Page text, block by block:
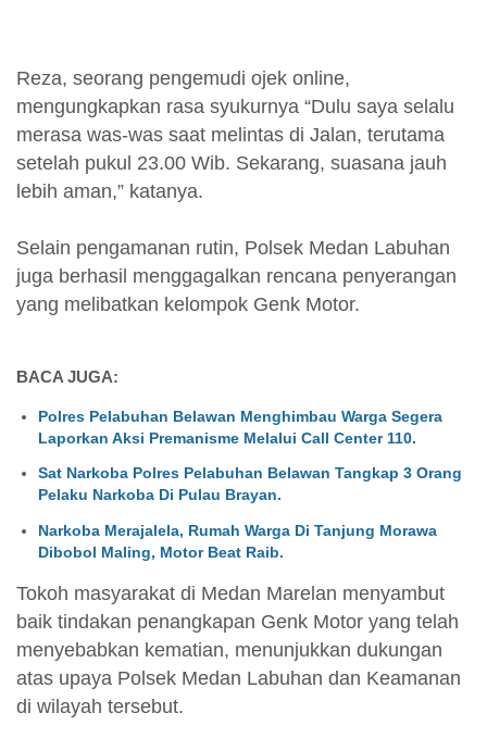
Reza, seorang pengemudi ojek online,
mengungkapkan rasa syukurnya “Dulu saya selalu
merasa was-was saat melintas di Jalan, terutama
setelah pukul 23.00 Wib. Sekarang, suasana jauh
lebih aman,” katanya.
Selain pengamanan rutin, Polsek Medan Labuhan
juga berhasil menggagalkan rencana penyerangan
yang melibatkan kelompok Genk Motor.
BACA JUGA:
Polres Pelabuhan Belawan Menghimbau Warga Segera
Laporkan Aksi Premanisme Melalui Call Center 110.
Sat Narkoba Polres Pelabuhan Belawan Tangkap 3 Orang
Pelaku Narkoba Di Pulau Brayan.
Narkoba Merajalela, Rumah Warga Di Tanjung Morawa
Dibobol Maling, Motor Beat Raib.
Tokoh masyarakat di Medan Marelan menyambut
baik tindakan penangkapan Genk Motor yang telah
menyebabkan kematian, menunjukkan dukungan
atas upaya Polsek Medan Labuhan dan Keamanan
di wilayah tersebut.